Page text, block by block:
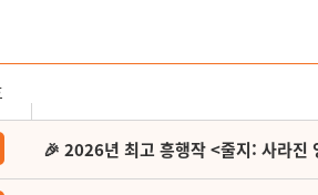
🎉 2026년 최고 흥행작 <줄지: 사라